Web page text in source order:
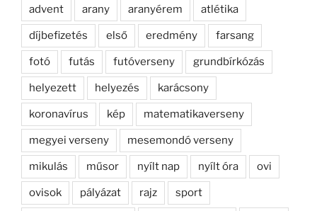
advent arany aranyérem atlétika
díjbefizetés első eredmény farsang
fotó futás futóverseny grundbírkózás
helyezett helyezés karácsony
koronavírus kép matematikaverseny
megyei verseny mesemondó verseny
mikulás műsor nyílt nap nyílt óra ovi
ovisok pályázat rajz sport